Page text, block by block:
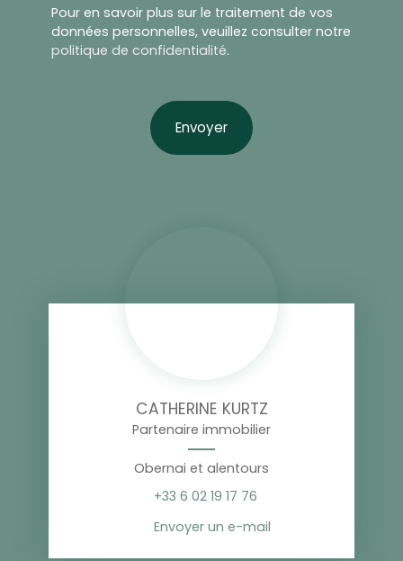
Pour en savoir plus sur le traitement de vos
données personnelles, veuillez consulter notre
politique de confidentialité.
Envoyer
CATHERINE KURTZ
Partenaire immobilier
Obernai et alentours
+33 6 02 19 17 76
Envoyer un e-mail